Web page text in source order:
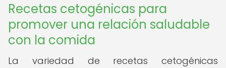
Recetas cetogénicas para
promover una relación saludable
con la comida
La variedad de recetas cetogénicas